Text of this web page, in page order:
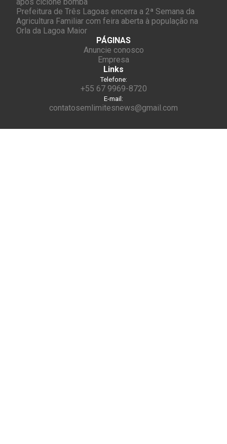
Prefeitura de Três Lagoas encerra a 2ª Semana da
Agricultura Familiar com feira aberta à população na
Orla da Lagoa Maior
PÁGINAS
Anuncie conosco
Empresa
Links
Telefone:
+55 67 9969-8720
E-mail:
contatosemlimitesnews@gmail.com